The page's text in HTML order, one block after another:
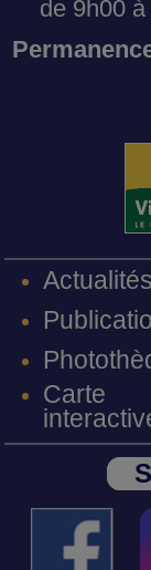
de 9h00
Actualités
Carte